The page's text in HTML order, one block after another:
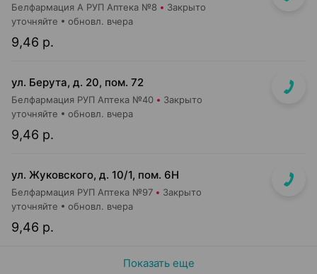
Белфармация А РУП Аптека №8 Закрыто
9,46 р.
уточняйте обновл. вчера
ул. Берута, д. 20, пом. 72
Белфармация РУП Аптека №40 Закрыто
9,46 р.
уточняйте обновл. вчера
ул. Жуковского, д. 10/1, пом. 6Н
Белфармация РУП Аптека №97 Закрыто
9,46 р.
уточняйте обновл. вчера
Показать еще